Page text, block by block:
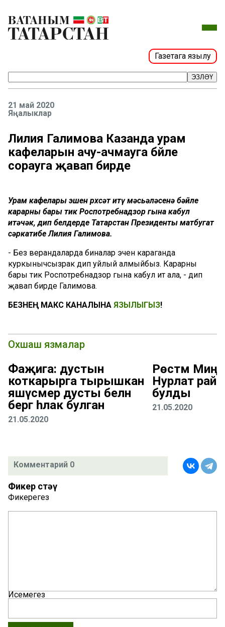
Газетага язылу
ЭЗЛӘҮ
21 май 2020
Яңалыклар
Лилия Галимова Казанда урам
кафеларын ачу-ачмауга бәйле
сорауга җавап бирде
Урам кафелары эшен рөхсәт итү мәсьәләсенә бәйле
карарны бары тик Роспотребнадзор гына кабул
итәчәк, дип белдерде Татарстан Президенты матбугат
сәркатибе Лилия Галимова.
- Без верандаларда биналар эченә караганда
куркынычсызрак дип уйлый алмыйбыз. Карарны
бары тик Роспотребнадзор гына кабул итә ала, - дип
җавап бирде Галимова.
БЕЗНЕҢ МАКС КАНАЛЫНА ЯЗЫЛЫГЫЗ!
Охшаш язмалар
Фаҗига: дустын
коткарырга тырышкан
яшүсмер дусты белән
бергә һәлак булган
21.05.2020
Рөстәм
Нурлат
булды
21.05.2020
Комментарий 0
Фикер өстәү
Фикерегез
Исемегез